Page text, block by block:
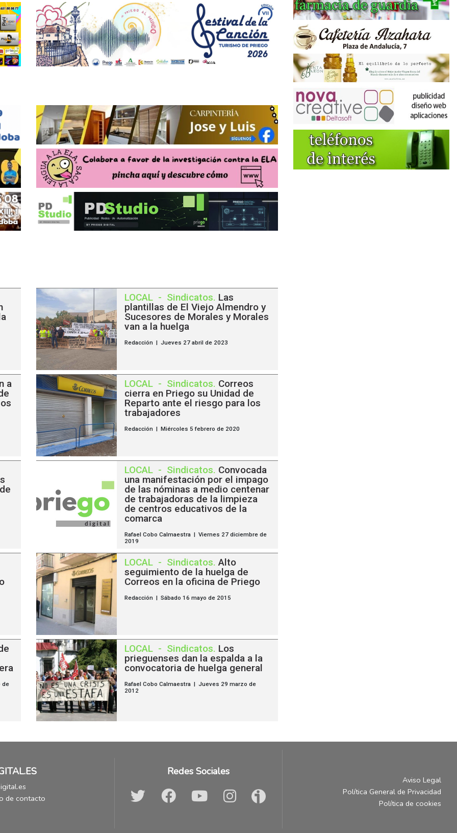
LOCAL - Sindicatos. Las
plantillas de El Viejo Almendro y
Sucesores de Morales y Morales
van a la huelga
Redacción | Jueves 27 abril de 2023
a
LOCAL - Sindicatos. Correos
cierra en Priego su Unidad de
Reparto ante el riesgo para los
trabajadores
Redacción | Miércoles 5 febrero de 2020
LOCAL - Sindicatos. Convocada
una manifestación por el impago
de las nóminas a medio centenar
de trabajadoras de la limpieza
de centros educativos de la
comarca
Rafael Cobo Calmaestra | Viernes 27 diciembre de
2019
LOCAL - Sindicatos. Alto
seguimiento de la huelga de
Correos en la oficina de Priego
Redacción | Sábado 16 mayo de 2015
de
LOCAL - Sindicatos. Los
prieguenses dan la espalda a la
convocatoria de huelga general
Rafael Cobo Calmaestra | Jueves 29 marzo de
2012
de contacto
Redes Sociales
Aviso Legal
Política General de Privacidad
Política de cookies